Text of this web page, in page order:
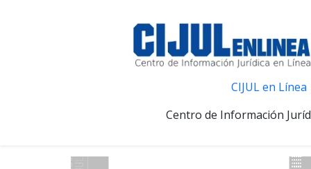
CIJUL en Línea
Centro de Información